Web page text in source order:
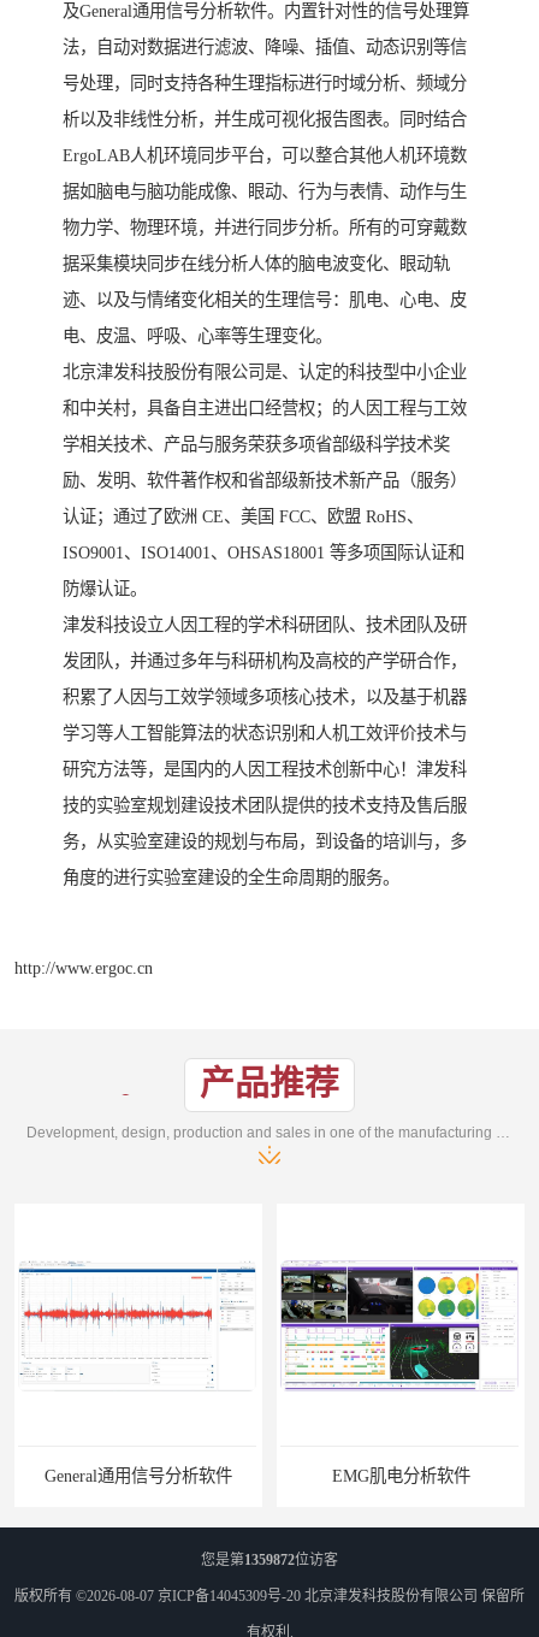
及General通用信号分析软件。内置针对性的信号处理算
法，自动对数据进行滤波、降噪、插值、动态识别等信
号处理，同时支持各种生理指标进行时域分析、频域分
析以及非线性分析，并生成可视化报告图表。同时结合
ErgoLAB人机环境同步平台，可以整合其他人机环境数
据如脑电与脑功能成像、眼动、行为与表情、动作与生
物力学、物理环境，并进行同步分析。所有的可穿戴数
据采集模块同步在线分析人体的脑电波变化、眼动轨
迹、以及与情绪变化相关的生理信号：肌电、心电、皮
电、皮温、呼吸、心率等生理变化。
北京津发科技股份有限公司是、认定的科技型中小企业
和中关村，具备自主进出口经营权；的人因工程与工效
学相关技术、产品与服务荣获多项省部级科学技术奖
励、发明、软件著作权和省部级新技术新产品（服务）
认证；通过了欧洲 CE、美国 FCC、欧盟 RoHS、
ISO9001、ISO14001、OHSAS18001 等多项国际认证和
防爆认证。
津发科技设立人因工程的学术科研团队、技术团队及研
发团队，并通过多年与科研机构及高校的产学研合作，
积累了人因与工效学领域多项核心技术，以及基于机器
学习等人工智能算法的状态识别和人机工效评价技术与
研究方法等，是国内的人因工程技术创新中心！津发科
技的实验室规划建设技术团队提供的技术支持及售后服
务，从实验室建设的规划与布局，到设备的培训与，多
角度的进行实验室建设的全生命周期的服务。
http://www.ergoc.cn
产品推荐
General通用信号分析软件 EMG肌电分析软件
您是第1359872位访客
版权所有 ©2026-08-07 京ICP备14045309号-20 北京津发科技股份有限公司 保留所
有权利.